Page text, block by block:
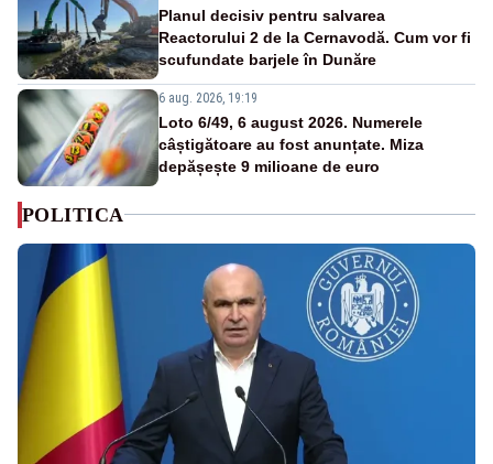
Planul decisiv pentru salvarea
Reactorului 2 de la Cernavodă. Cum vor fi
scufundate barjele în Dunăre
6 aug. 2026, 19:19
Loto 6/49, 6 august 2026. Numerele
câștigătoare au fost anunțate. Miza
depășește 9 milioane de euro
POLITICA